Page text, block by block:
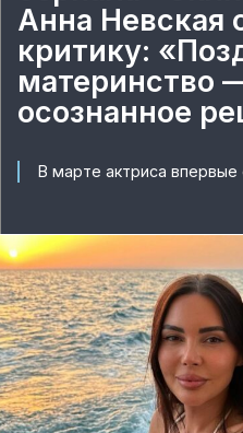
Анна Невская
критику:
материнство
осознанное
В марте актриса впервые